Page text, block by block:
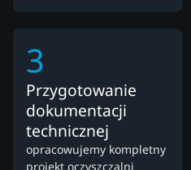
3
Przygotowanie
dokumentacji
technicznej
opracowujemy kompletny
projekt oczyszczalni